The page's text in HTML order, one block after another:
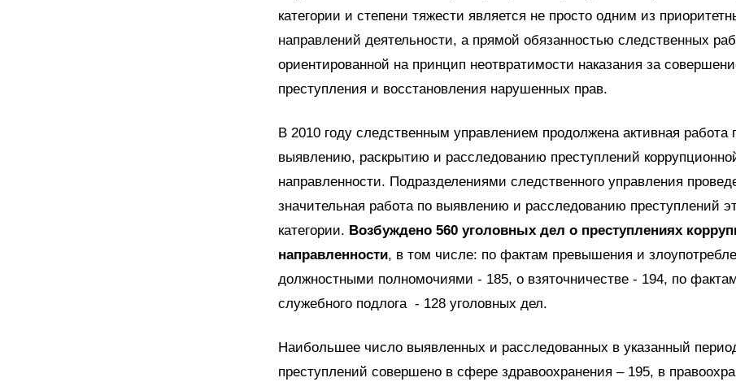
категории и степени тяжести является не просто одним из
направлений деятельности, а прямой обязанностью следственных
ориентированной на принцип неотвратимости наказания за
преступления и восстановления нарушенных прав.
В 2010 году следственным управлением продолжена активная работа
выявлению, раскрытию и расследованию преступлений
направленности. Подразделениями следственного управления
значительная работа по выявлению и расследованию преступлений
категории. Возбуждено 560 уголовных дел о преступлениях
направленности, в том числе: по фактам превышения и
должностными полномочиями - 185, о взяточничестве - 194, по
служебного подлога - 128 уголовных дел.
Наибольшее число выявленных и расследованных в указанный
преступлений совершено в сфере здравоохранения – 195, в